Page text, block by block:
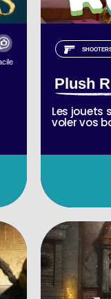
Plush
Les jouets
voler vos